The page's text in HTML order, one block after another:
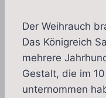
Der Weihrauch
Das Königreich
mehrere
Gestalt, die im
unternommen